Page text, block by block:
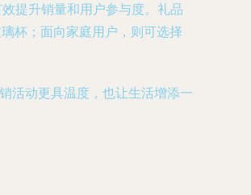
提升销量和用户参与度。礼品
杯；面向家庭用户，则可选择
活动更具温度，也让生活增添一